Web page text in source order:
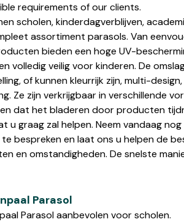
requirements of our clients.
scholen, kinderdagverblijven,
assortiment parasols. Van
bieden een hoge UV-
volledig veilig voor kinderen. De
of kunnen kleurrijk zijn, multi-
Ze zijn verkrijgbaar in verschillende
dat het bladeren door producten
u graag zal helpen. Neem vandaag
bespreken en laat ons u helpen de
en omstandigheden. De snelste
Parasol
Parasol aanbevolen voor scholen.